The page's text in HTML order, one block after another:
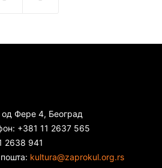
Фере 4, Београд
+381 11 2637 565
2638 941
kultura@zaprokul.org.rs